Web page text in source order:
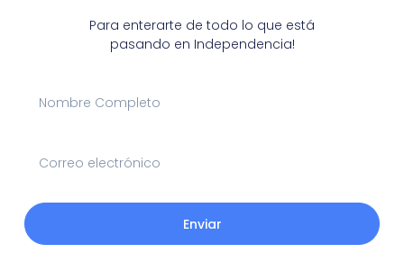
Para enterarte de todo lo que está
pasando en Independencia!
Enviar